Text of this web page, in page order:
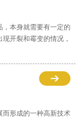
本身就需要有一定的
开裂和霉变的情况，
而形成的一种高新技术